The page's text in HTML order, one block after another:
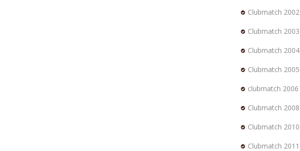
Clubmatch 2002
Clubmatch 2003
Clubmatch 2004
Clubmatch 2005
clubmatch 2006
Clubmatch 2008
Clubmatch 2010
Clubmatch 2011